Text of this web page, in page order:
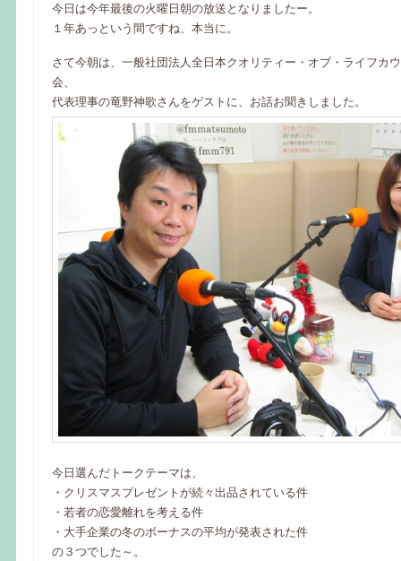
今日は今年最後の火曜日朝の放送となりましたー。
１年あっという間ですね、本当に。
さて今朝は、一般社団法人全日本クオリティー・オブ・ライフカ
会、
代表理事の竜野神歌さんをゲストに、お話お聞きしました。
今日選んだトークテーマは、
・クリスマスプレゼントが続々出品されている件
・若者の恋愛離れを考える件
・大手企業の冬のボーナスの平均が発表された件
の３つでした～。